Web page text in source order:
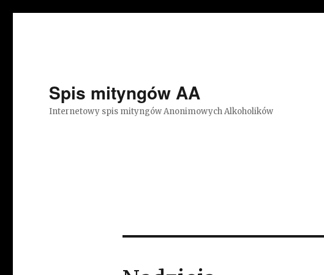
Spis mityngów AA
Internetowy spis mityngów Anonimowych Alkoholików